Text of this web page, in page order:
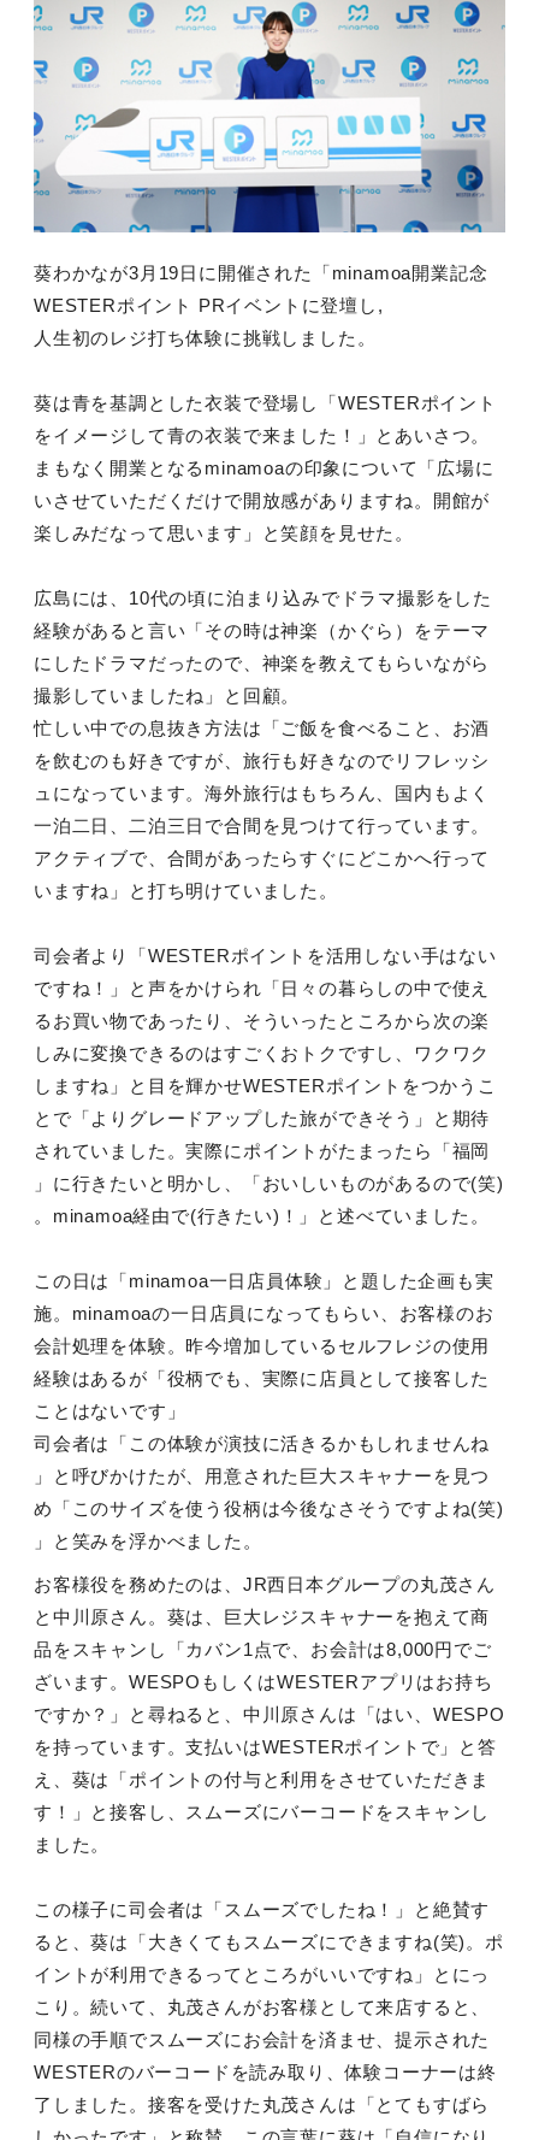
葵わかなが3月19日に開催された「minamoa開業記念
WESTERポイント PRイベントに登壇し,
人生初のレジ打ち体験に挑戦しました。
葵は青を基調とした衣装で登場し「WESTERポイント
をイメージして青の衣装で来ました！」とあいさつ。
まもなく開業となるminamoaの印象について「広場に
いさせていただくだけで開放感がありますね。開館が
楽しみだなって思います」と笑顔を見せた。
広島には、10代の頃に泊まり込みでドラマ撮影をした
経験があると言い「その時は神楽（かぐら）をテーマ
にしたドラマだったので、神楽を教えてもらいながら
撮影していましたね」と回顧。
忙しい中での息抜き方法は「ご飯を食べること、お酒
を飲むのも好きですが、旅行も好きなのでリフレッシ
ュになっています。海外旅行はもちろん、国内もよく
一泊二日、二泊三日で合間を見つけて行っています。
アクティブで、合間があったらすぐにどこかへ行って
いますね」と打ち明けていました。
司会者より「WESTERポイントを活用しない手はない
ですね！」と声をかけられ「日々の暮らしの中で使え
るお買い物であったり、そういったところから次の楽
しみに変換できるのはすごくおトクですし、ワクワク
しますね」と目を輝かせWESTERポイントをつかうこ
とで「よりグレードアップした旅ができそう」と期待
されていました。実際にポイントがたまったら「福岡
」に行きたいと明かし、「おいしいものがあるので(笑)
。minamoa経由で(行きたい)！」と述べていました。
この日は「minamoa一日店員体験」と題した企画も実
施。minamoaの一日店員になってもらい、お客様のお
会計処理を体験。昨今増加しているセルフレジの使用
経験はあるが「役柄でも、実際に店員として接客した
ことはないです」
司会者は「この体験が演技に活きるかもしれませんね
」と呼びかけたが、用意された巨大スキャナーを見つ
め「このサイズを使う役柄は今後なさそうですよね(笑)
」と笑みを浮かべました。
お客様役を務めたのは、JR西日本グループの丸茂さん
と中川原さん。葵は、巨大レジスキャナーを抱えて商
品をスキャンし「カバン1点で、お会計は8,000円でご
ざいます。WESPOもしくはWESTERアプリはお持ち
ですか？」と尋ねると、中川原さんは「はい、WESPO
を持っています。支払いはWESTERポイントで」と答
え、葵は「ポイントの付与と利用をさせていただきま
す！」と接客し、スムーズにバーコードをスキャンし
ました。
この様子に司会者は「スムーズでしたね！」と絶賛す
ると、葵は「大きくてもスムーズにできますね(笑)。ポ
イントが利用できるってところがいいですね」とにっ
こり。続いて、丸茂さんがお客様として来店すると、
同様の手順でスムーズにお会計を済ませ、提示された
WESTERのバーコードを読み取り、体験コーナーは終
了しました。接客を受けた丸茂さんは「とてもすばら